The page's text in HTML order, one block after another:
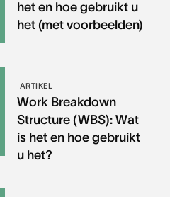
het en hoe gebruikt u
het (met voorbeelden)
ARTIKEL
Work Breakdown
Structure (WBS): Wat
is het en hoe gebruikt
u het?